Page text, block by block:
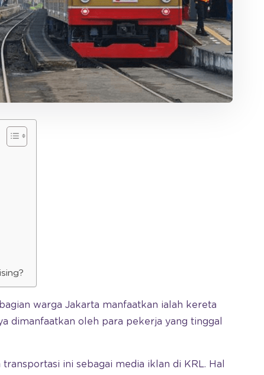
warga Jakarta manfaatkan ialah kereta
dimanfaatkan oleh para pekerja yang tinggal
ini sebagai media iklan di KRL. Hal